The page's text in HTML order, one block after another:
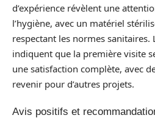
d’expérience révèlent une
l’hygiène, avec un matériel
respectant les normes sanitaires.
indiquent que la première visite
une satisfaction complète, avec
revenir pour d’autres projets.
Avis positifs et